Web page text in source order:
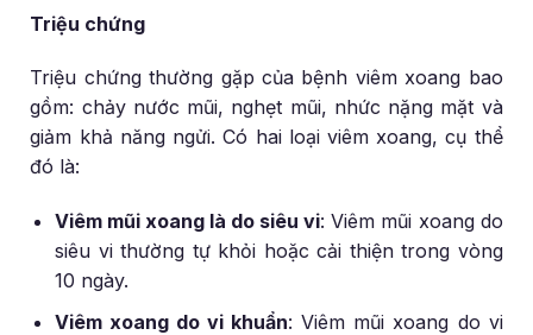
Triệu chứng
Triệu chứng thường gặp của bệnh viêm xoang bao
gồm: chảy nước mũi, nghẹt mũi, nhức nặng mặt và
giảm khả năng ngửi. Có hai loại viêm xoang, cụ thể
đó là:
Viêm mũi xoang là do siêu vi: Viêm mũi xoang do
siêu vi thường tự khỏi hoặc cải thiện trong vòng
10 ngày.
Viêm xoang do vi khuẩn: Viêm mũi xoang do vi